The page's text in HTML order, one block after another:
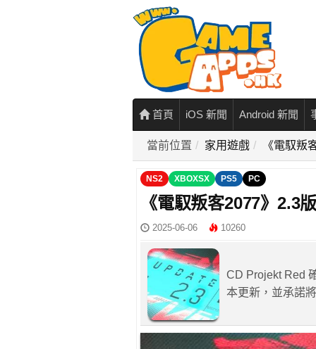
首頁 iOS 新聞 Android 新聞
當前位置 家用遊戲 《電馭
NS2 XBOXSX PS5 PC
《電馭叛客2077》
2025-06-06 10260
CD Projekt Red
本更新，並承諾